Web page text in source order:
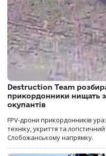
Destruction Team
прикордонники нищать
окупантів
FPV-дрони прикордонників
техніку, укриття та
Слобожанському напрямку.